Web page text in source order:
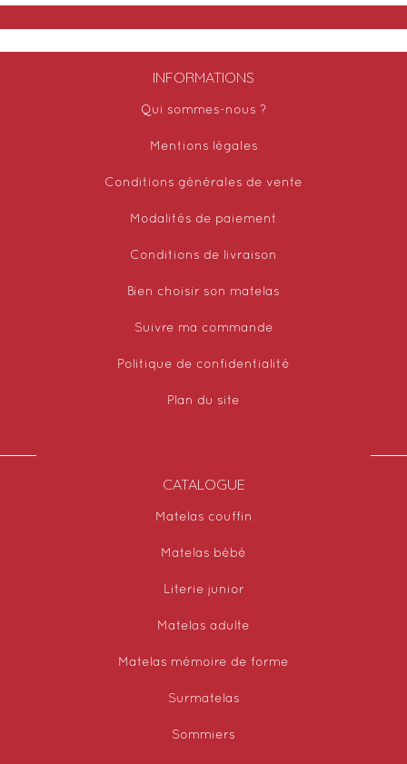
INFORMATIONS
Qui sommes-nous ?
Mentions légales
Conditions générales de vente
Modalités de paiement
Conditions de livraison
Bien choisir son matelas
Suivre ma commande
Politique de confidentialité
Plan du site
CATALOGUE
Matelas couffin
Matelas bébé
Literie junior
Matelas adulte
Matelas mémoire de forme
Surmatelas
Sommiers